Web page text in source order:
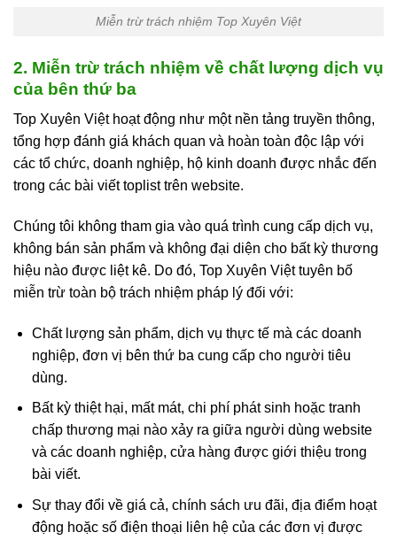
Miễn trừ trách nhiệm Top Xuyên Việt
2. Miễn trừ trách nhiệm về chất lượng dịch vụ
của bên thứ ba
Top Xuyên Việt hoạt động như một nền tảng truyền thông,
tổng hợp đánh giá khách quan và hoàn toàn độc lập với
các tổ chức, doanh nghiệp, hộ kinh doanh được nhắc đến
trong các bài viết toplist trên website.
Chúng tôi không tham gia vào quá trình cung cấp dịch vụ,
không bán sản phẩm và không đại diện cho bất kỳ thương
hiệu nào được liệt kê. Do đó, Top Xuyên Việt tuyên bố
miễn trừ toàn bộ trách nhiệm pháp lý đối với:
Chất lượng sản phẩm, dịch vụ thực tế mà các doanh
nghiệp, đơn vị bên thứ ba cung cấp cho người tiêu
dùng.
Bất kỳ thiệt hại, mất mát, chi phí phát sinh hoặc tranh
chấp thương mại nào xảy ra giữa người dùng website
và các doanh nghiệp, cửa hàng được giới thiệu trong
bài viết.
Sự thay đổi về giá cả, chính sách ưu đãi, địa điểm hoạt
động hoặc số điện thoại liên hệ của các đơn vị được